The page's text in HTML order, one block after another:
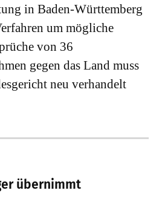
in Baden-Württemberg
um mögliche
von 36
gegen das Land muss
neu verhandelt
übernimmt